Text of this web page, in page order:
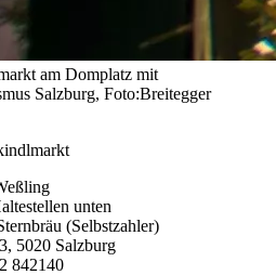
am Domplatz mit
Salzburg, Foto:Breitegger
unten
(Selbstzahler)
Salzburg